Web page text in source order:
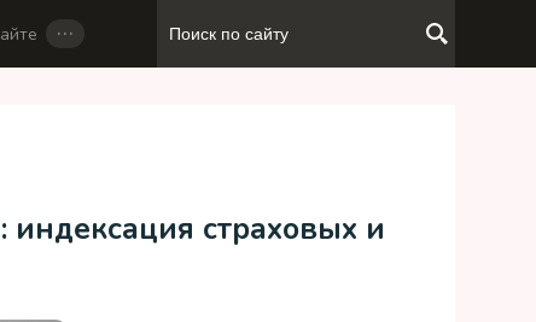
…
страховых и